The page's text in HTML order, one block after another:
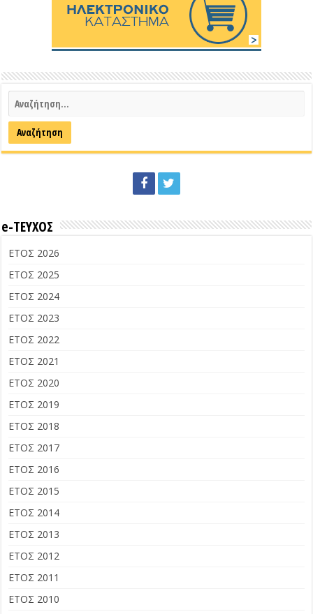
e-ΤΕΥΧΟΣ
ΕΤΟΣ 2026
ΕΤΟΣ 2025
ΕΤΟΣ 2024
ΕΤΟΣ 2023
ΕΤΟΣ 2022
ΕΤΟΣ 2021
ΕΤΟΣ 2020
ΕΤΟΣ 2019
ΕΤΟΣ 2018
ΕΤΟΣ 2017
ΕΤΟΣ 2016
ΕΤΟΣ 2015
ΕΤΟΣ 2014
ΕΤΟΣ 2013
ΕΤΟΣ 2012
ΕΤΟΣ 2011
ΕΤΟΣ 2010